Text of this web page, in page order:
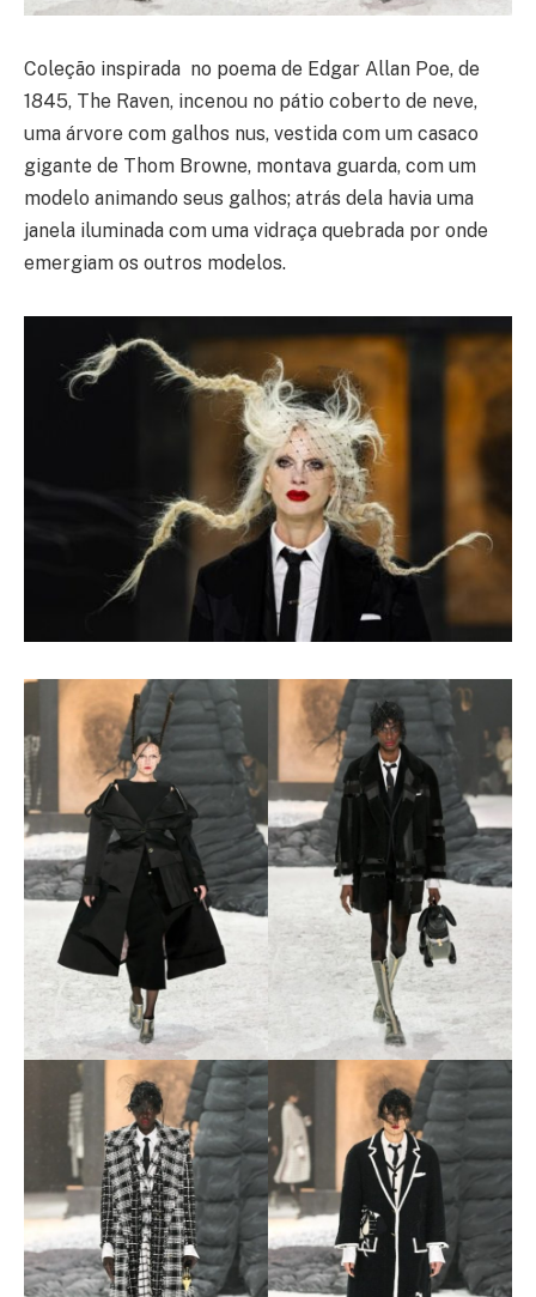
Coleção inspirada no poema de Edgar Allan Poe, de
1845, The Raven, incenou no pátio coberto de neve,
uma árvore com galhos nus, vestida com um casaco
gigante de Thom Browne, montava guarda, com um
modelo animando seus galhos; atrás dela havia uma
janela iluminada com uma vidraça quebrada por onde
emergiam os outros modelos.